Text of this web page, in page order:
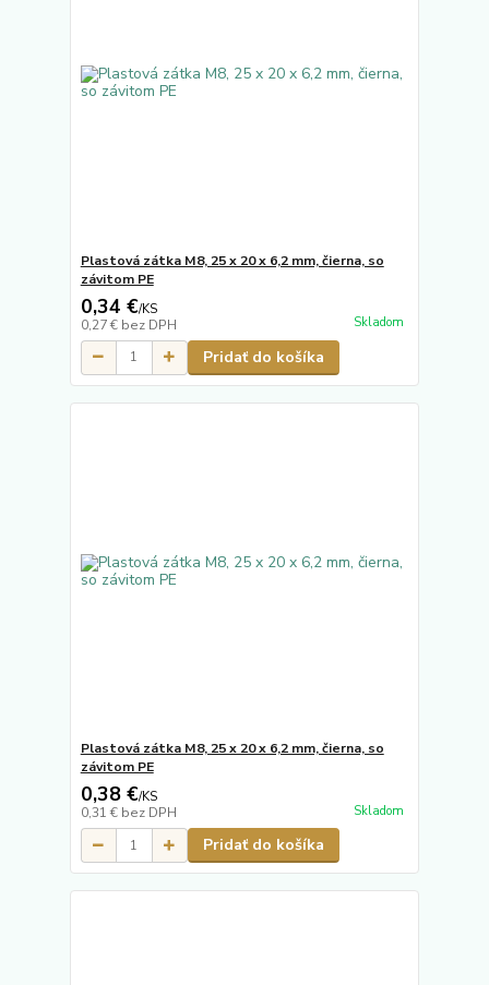
Plastová zátka M8, 25 x 20 x 6,2 mm, čierna, so
závitom PE
0,34 €/KS
0,27 € bez DPH Skladom
Pridať do košíka
Plastová zátka M8, 25 x 20 x 6,2 mm, čierna, so
závitom PE
0,38 €/KS
0,31 € bez DPH Skladom
Pridať do košíka